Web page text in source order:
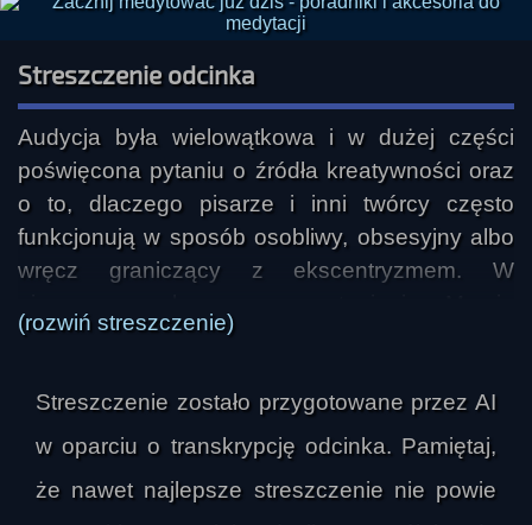
kosmologię zakładającą istnienie istot
równą werwą przed nią przestrzegali...
Poza tym będzie też coś ogólnie o literaturze,
zaprezentujemy również nowe opowiadanie
pisarza znanego Państwu z ABW, Brunona
Kadyny.
Audycja wyszła nam bardzo długa, dlatego
spisu rozdziałów. Czasoznaczki oznaczają
moment w nagraniu, w którym zaczyna się
dana część.
Streszczenie odcinka
Audycja była wielowątkowa i w dużej części
poświęcona pytaniu o źródła kreatywności oraz
o to, dlaczego pisarze i inni twórcy często
funkcjonują w sposób osobliwy, obsesyjny albo
wręcz graniczący z ekscentryzmem. W
Podlewski mówił o twórczości jako procesie
wyobraźni, elastyczności myślenia, ciekawości i
samodyscypliny. Odwoływał się do psychologii
rozbieżne, wskazywał, że talent nie jest tożsamy
(rozwiń streszczenie)
Streszczenie zostało przygotowane przez AI
w oparciu o transkrypcję odcinka. Pamiętaj,
że nawet najlepsze streszczenie nie powie